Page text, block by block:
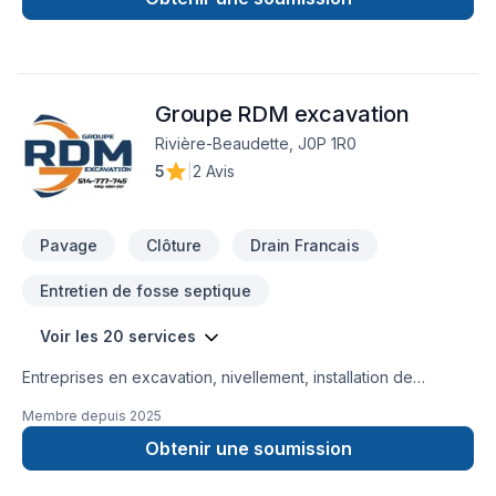
passionnée depuis 1962. Succursales : Sainte-Julie, Mercier,
Groupe RDM excavation
Rivière-Beaudette, J0P 1R0
5
2 Avis
Pavage Clôture Drain Francais
Entretien de fosse septique
Voir les 20 services
Entreprises en excavation, nivellement, installation de
fissure, margelles, station de pompage et plus encore.
Membre depuis 2025
Obtenir une soumission